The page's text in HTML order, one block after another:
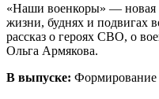
«Наши военкоры» — новая
жизни, буднях и подвигах
рассказ о героях СВО, о
Ольга Армякова.
В выпуске: Формирование